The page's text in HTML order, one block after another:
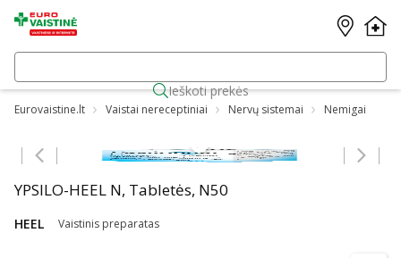
Ieškoti prekės
Eurovaistine.lt Vaistai nereceptiniai Nervų sistemai Nemigai
YPSILO-HEEL N, Tabletės, N50
HEEL Vaistinis preparatas